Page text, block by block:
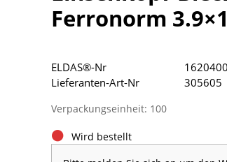
Ferronorm
Verpackungseinheit: 100
Wird bestellt
ELDAS®-Nr
Lieferanten-Art-Nr
305605